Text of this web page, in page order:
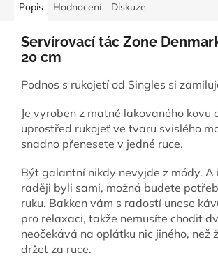
Popis Hodnocení Diskuze
Servírovací tác Zone
20 cm
Podnos s rukojetí od Singles si
Je vyroben z matně lakovaného kovu
uprostřed rukojeť ve tvaru svislého
snadno přenesete v jedné ruce.
Být galantní nikdy nevyjde z módy. A
raději byli sami, možná budete
ruku. Bakken vám s radostí unese
pro relaxaci, takže nemusíte chodit
neočekává na oplátku nic jiného, než
držet za ruce.